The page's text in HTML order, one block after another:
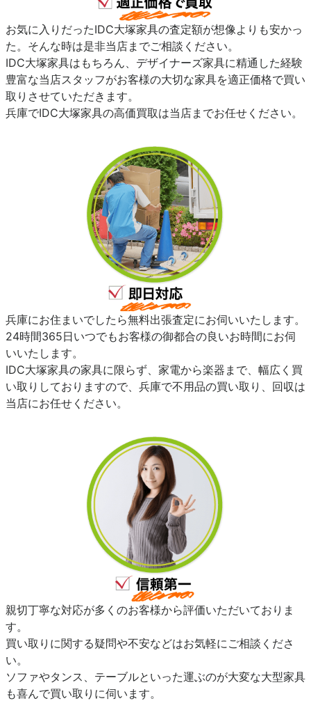
お気に入りだったIDC大塚家具の査定額が想像よりも安かっ
た。そんな時は是非当店までご相談ください。
IDC大塚家具はもちろん、デザイナーズ家具に精通した経験
豊富な当店スタッフがお客様の大切な家具を適正価格で買い
取りさせていただきます。
兵庫でIDC大塚家具の高価買取は当店までお任せください。
兵庫にお住まいでしたら無料出張査定にお伺いいたします。
24時間365日いつでもお客様の御都合の良いお時間にお伺
いいたします。
IDC大塚家具の家具に限らず、家電から楽器まで、幅広く買
い取りしておりますので、兵庫で不用品の買い取り、回収は
当店にお任せください。
親切丁寧な対応が多くのお客様から評価いただいておりま
す。
買い取りに関する疑問や不安などはお気軽にご相談くださ
い。
ソファやタンス、テーブルといった運ぶのが大変な大型家具
も喜んで買い取りに伺います。